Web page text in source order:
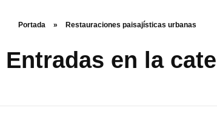
Portada » Restauraciones paisajísticas urbanas
Entradas en la